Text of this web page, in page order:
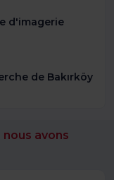
d'imagerie
de Bakırköy
avons